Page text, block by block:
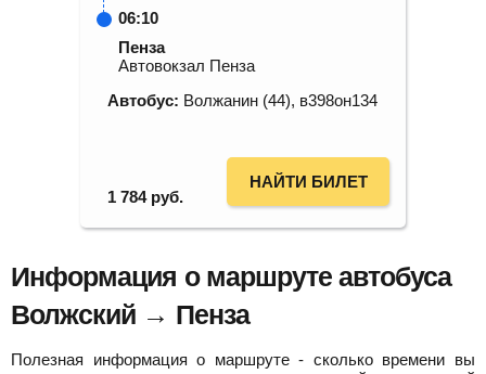
06:10
Пенза
Автовокзал Пенза
Автобус: Волжанин (44), в398он134
1 784 руб.
НАЙТИ БИЛЕТ
Информация о маршруте автобуса
Волжский → Пенза
Полезная информация о маршруте - сколько времени вы